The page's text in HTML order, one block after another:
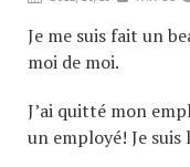
Je me suis fait un
moi de moi.
J’ai quitté mon
un employé! Je suis